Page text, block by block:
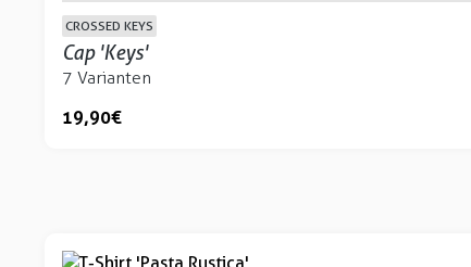
CROSSED KEYS
Cap 'Keys'
7 Varianten
19,90 €